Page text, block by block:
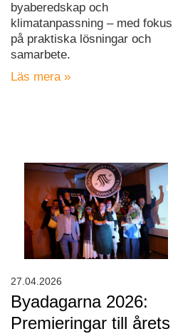
byaberedskap och
klimatanpassning – med fokus
på praktiska lösningar och
samarbete.
Läs mera »
Byadagarna 2026:
Premieringar till årets
27.04.2026